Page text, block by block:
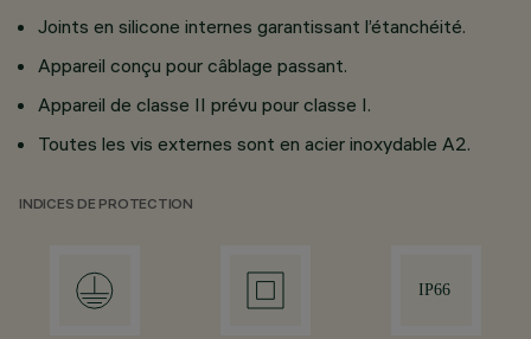
Joints en silicone internes garantissant l’étanchéité.
Appareil conçu pour câblage passant.
Appareil de classe II prévu pour classe I.
Toutes les vis externes sont en acier inoxydable A2.
INDICES DE PROTECTION